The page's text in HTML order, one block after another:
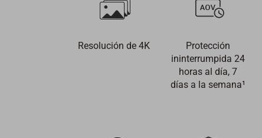
Resolución de 4K
Protección
ininterrumpida 24
horas al día, 7
días a la semana¹